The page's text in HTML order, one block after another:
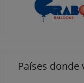
Países donde